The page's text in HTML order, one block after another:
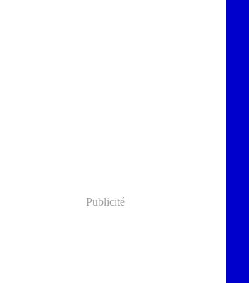
Publicité